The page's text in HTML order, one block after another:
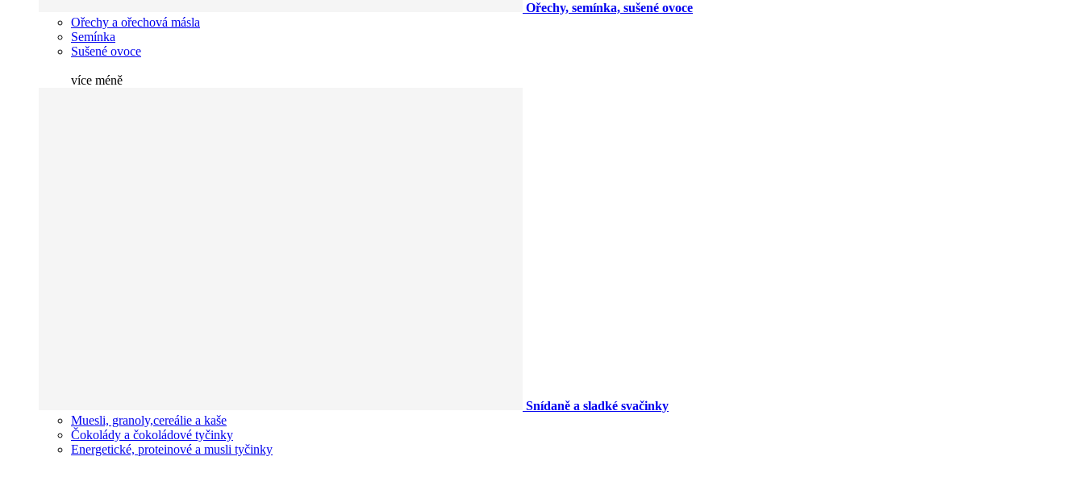
Ořechy, semínka, sušené ovoce
Ořechy a ořechová másla
Semínka
Sušené ovoce
více méně
Snídaně a sladké svačinky
Muesli, granoly,cereálie a kaše
Čokolády a čokoládové tyčinky
Energetické, proteinové a musli tyčinky